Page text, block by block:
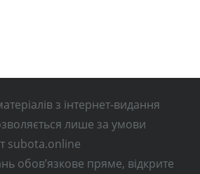
з інтернет-видання
лише за умови
subota.online
обов’язкове пряме, відкрите